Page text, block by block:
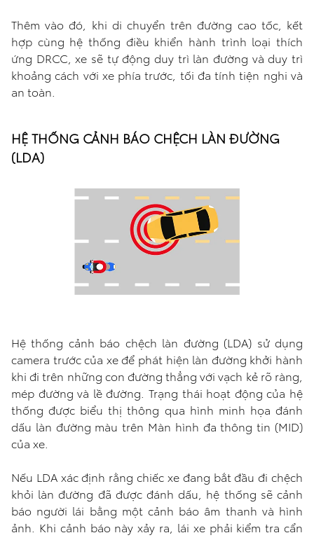
Thêm vào đó, khi di chuyển trên đường cao tốc, kết
hợp cùng hệ thống điều khiển hành trình loại thích
ứng DRCC, xe sẽ tự động duy trì làn đường và duy trì
khoảng cách với xe phía trước, tối đa tính tiện nghi và
an toàn.
HỆ THỐNG CẢNH BÁO CHỆCH LÀN ĐƯỜNG
(LDA)
Hệ thống cảnh báo chệch làn đường (LDA) sử dụng
camera trước của xe để phát hiện làn đường khởi hành
khi đi trên những con đường thẳng với vạch kẻ rõ ràng,
mép đường và lề đường. Trạng thái hoạt động của hệ
thống được biểu thị thông qua hình minh họa đánh
dấu làn đường màu trên Màn hình đa thông tin (MID)
của xe.
Nếu LDA xác định rằng chiếc xe đang bắt đầu đi chệch
khỏi làn đường đã được đánh dấu, hệ thống sẽ cảnh
báo người lái bằng một cảnh báo âm thanh và hình
ảnh. Khi cảnh báo này xảy ra, lái xe phải kiểm tra cẩn